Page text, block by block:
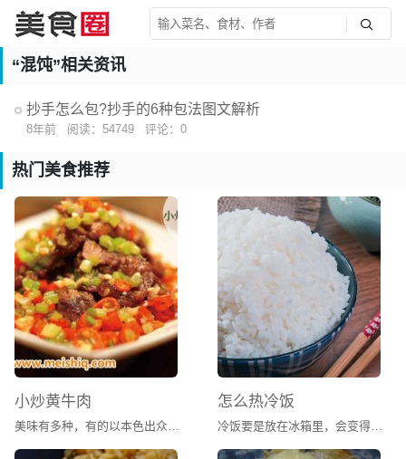
“混饨”相关资讯
抄手怎么包?抄手的6种包法图文解析
8年前 阅读：54749 评论：0
热门美食推荐
小炒黄牛肉
美味有多种，有的以本色出众，有的以搭配见长。油烹时，放入辣椒、水芹、鸡蛋，将辣椒之辛辣、水芹之甘美、鸡蛋之鲜嫩丝丝渗入薄薄的肉片，配成红绿交相辉映之景，宛若行走在凉风之中，胃口大开，尽享香味之浓郁、蒜香之流溢、辛辣之酣畅，这即是令无数湖南人“求之不得，寤寐思服”的小炒黄牛肉了。
怎么热冷饭
冷饭要是放在冰箱里，会变得有点干硬。放在微波炉虽然方便，但是口感不佳，加了水也是一样。我通常的做法是把饭蒸热，水蒸气让冷饭吃起来也一样的香软。